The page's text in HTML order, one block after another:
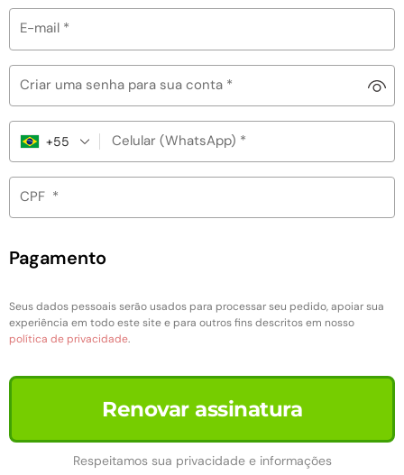
E-mail *
Criar uma senha para sua conta *
Celular (WhatsApp) *
+55
CPF *
Pagamento
Seus dados pessoais serão usados para processar seu pedido, apoiar sua
experiência em todo este site e para outros fins descritos em nosso
política de privacidade.
Renovar assinatura
Respeitamos sua privacidade e informações